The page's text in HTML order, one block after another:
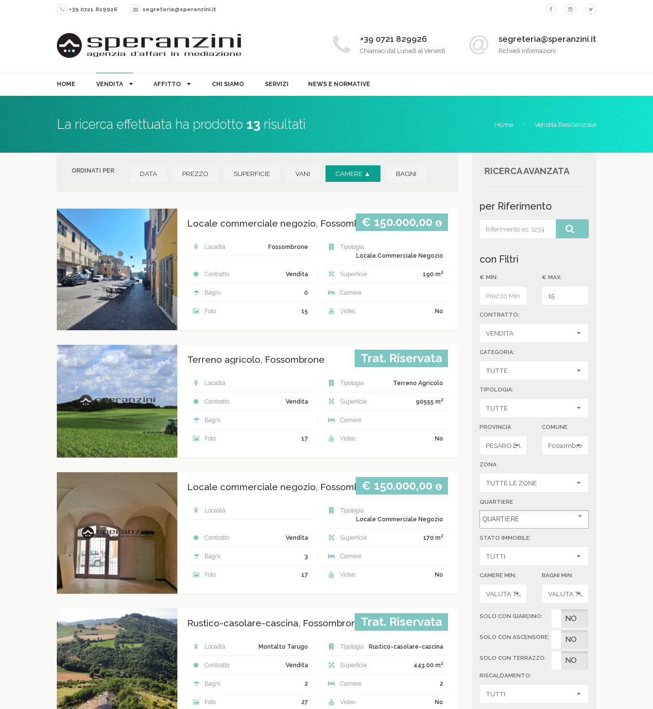
+39 0721 829926 segreteria@speranzini.it
segreteria@speranzini.it
Richiedi Informazioni
+39 0721 829926
Chiamaci dal Lunedì al Venerdì
HOME VENDITA AFFITTO CHI SIAMO SERVIZI NEWS E NORMATIVE
La ricerca effettuata ha prodotto 13 risultati Home Vendita Residenziale
ORDINATI PER DATA PREZZO SUPERFICIE VANI CAMERE ▲ BAGNI
Locale commerciale negozio, Fossombrone€ 150.000,00
Località Fossombrone
Tipologia
Locale Commerciale Negozio
Contratto Vendita Superficie 190 m2
Bagni 0 Camere
Foto 15 Video No
Terreno agricolo, Fossombrone Trat. Riservata
Località Tipologia Terreno Agricolo
Contratto Vendita Superficie 90555 m2
Bagni Camere
Foto 17 Video No
Locale commerciale negozio, Fossombrone€ 150.000,00
Località
Tipologia
Locale Commerciale Negozio
Contratto Vendita Superficie 170 m2
Bagni 3 Camere
Foto 17 Video No
Rustico-casolare-cascina, Fossombrone Fossombrone
Trat. Riservata
Località Montalto Tarugo Tipologia Rustico-casolare-cascina
Contratto Vendita Superficie 443.00 m2
Bagni 2 Camere 2
Foto 27 Video No
RICERCA AVANZATA
per Riferimento
con Filtri
€ MIN: € MAX:
CONTRATTO:
CATEGORIA:
TIPOLOGIA:
PROVINCIA COMUNE
ZONA
QUARTIERE
STATO IMMOBILE:
CAMERE MIN: BAGNI MIN:
SOLO CON GIARDINO:
SI NO
SOLO CON ASCENSORE:
SI NO
SOLO CON TERRAZZO:
SI NO
RISCALDAMENTO: